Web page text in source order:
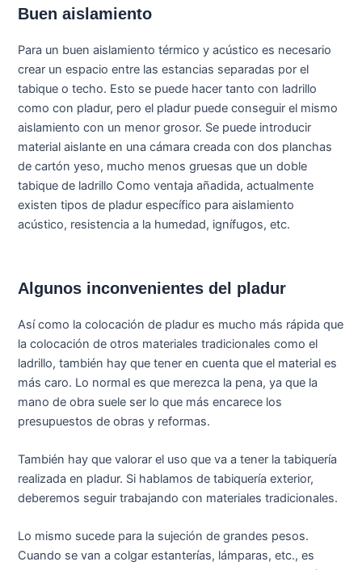
Buen aislamiento
Para un buen aislamiento térmico y acústico es necesario
crear un espacio entre las estancias separadas por el
tabique o techo. Esto se puede hacer tanto con ladrillo
como con pladur, pero el pladur puede conseguir el mismo
aislamiento con un menor grosor. Se puede introducir
material aislante en una cámara creada con dos planchas
de cartón yeso, mucho menos gruesas que un doble
tabique de ladrillo Como ventaja añadida, actualmente
existen tipos de pladur específico para aislamiento
acústico, resistencia a la humedad, ignífugos, etc.
Algunos inconvenientes del pladur
Así como la colocación de pladur es mucho más rápida que
la colocación de otros materiales tradicionales como el
ladrillo, también hay que tener en cuenta que el material es
más caro. Lo normal es que merezca la pena, ya que la
mano de obra suele ser lo que más encarece los
presupuestos de obras y reformas.
También hay que valorar el uso que va a tener la tabiquería
realizada en pladur. Si hablamos de tabiquería exterior,
deberemos seguir trabajando con materiales tradicionales.
Lo mismo sucede para la sujeción de grandes pesos.
Cuando se van a colgar estanterías, lámparas, etc., es